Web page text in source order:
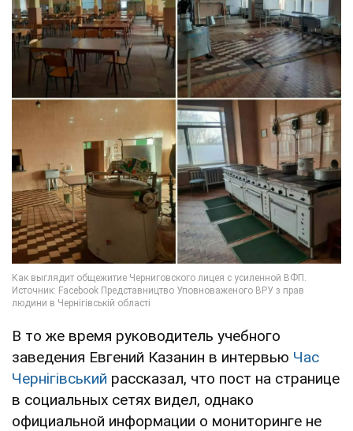
В то же время руководитель учебного
заведения Евгений Казанин в интервью Час
Чернігівський рассказал, что пост на странице
в социальных сетях видел, однако
официальной информации о мониторинге не